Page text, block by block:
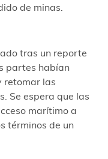
de minas.
tras un reporte
partes habían
retomar las
Se espera que las
marítimo a
términos de un